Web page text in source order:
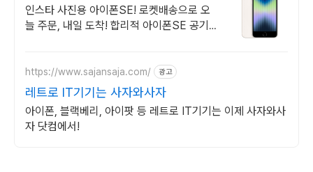
인스타 사진용 아이폰SE! 로켓배송으로 오
늘 주문, 내일 도착! 합리적 아이폰SE 공기
https://www.sajansaja.com/ 광고
레트로 IT기기는 사자와사자
아이폰, 블랙베리, 아이팟 등 레트로 IT기기는 이제 사자와사
자 닷컴에서!